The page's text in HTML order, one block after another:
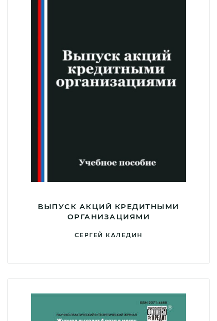
ВЫПУСК АКЦИЙ КРЕДИТНЫМИ
ОРГАНИЗАЦИЯМИ
СЕРГЕЙ КАЛЕДИН